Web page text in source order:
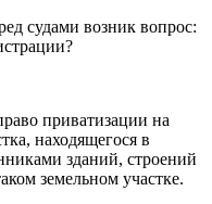
судами возник вопрос:
приватизации на
находящегося в
зданий, строений
земельном участке.